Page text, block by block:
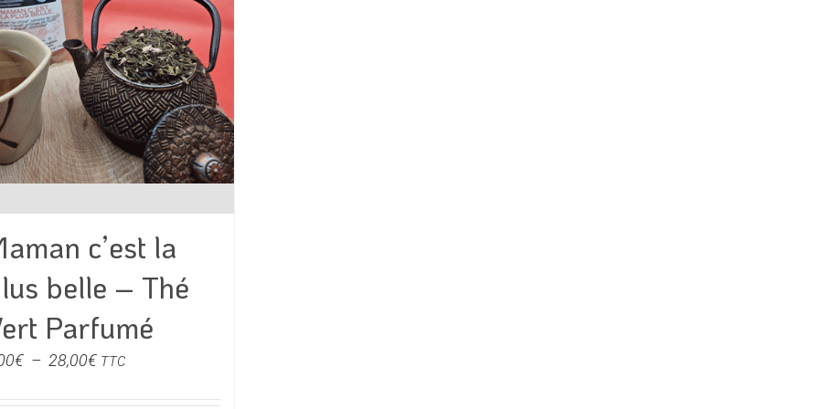
être
choisies
sur
la
page
du
produit
c’est la
belle – Thé
Parfumé
€ – 28,00€Plage
TTC